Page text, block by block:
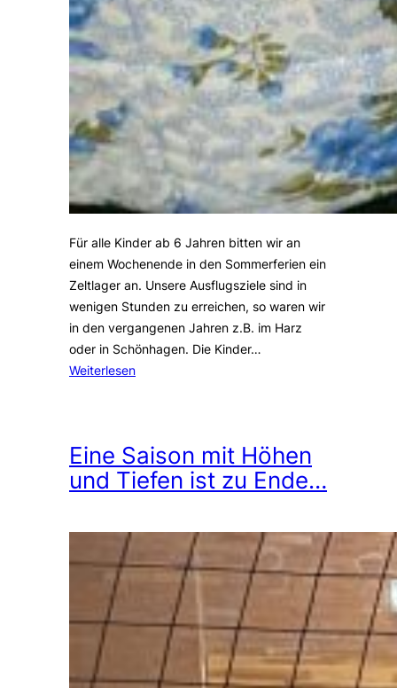
Für alle Kinder ab 6 Jahren bitten wir an
einem Wochenende in den Sommerferien ein
Zeltlager an. Unsere Ausflugsziele sind in
wenigen Stunden zu erreichen, so waren wir
in den vergangenen Jahren z.B. im Harz
oder in Schönhagen. Die Kinder…
Weiterlesen
Eine Saison mit Höhen
und Tiefen ist zu Ende…